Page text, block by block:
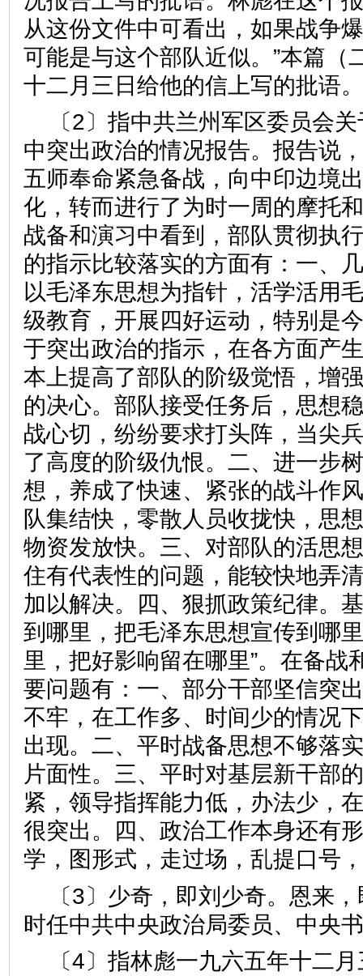
从这份文件中可看出，如果战争
可能是与这个部队近似。”本篇（
十二月三日给他的信上写的批语。
〔2〕指中共兰州军区委员会
中突出政治的情况报告。报告说
五师奉命紧急备战，向中印边境
化，转而进行了为时一周的摩托
战备和演习中看到，部队贯彻执
的指示比较落实的方面有：一、
以毛泽东思想为指针，活学活用
级教育，开展四好运动，特别是
于突出政治的指示，在各方面产
本上提高了部队的阶级觉悟，增
的决心。部队接受任务后，思想
战心切，纷纷要求打头阵，当尖
了高度的阶级仇恨。二、进一步
想，养成了快速、紧张的战斗作
队集结快，零散人员收拢快，思
物资发放快。三、对部队的活思
住有代表性的问题，能较快地弄
加以解决。四、狠抓政策纪律。
到哪里，把毛泽东思想宣传到哪
里，把好影响留在哪里”。在备战
要问题有：一、部分干部坚信突
不牢，在工作多、时间少的情况
出现。二、平时战备思想不够落
片面性。三、平时对基层新干部
紧，领导指挥能力低，办法少，
很突出。四、政治工作本身还有
学，图形式，走过场，乱提口号
〔3〕少奇，即刘少奇。恩来
时任中共中央政治局委员、中央
〔4〕指林彪一九六五年十二